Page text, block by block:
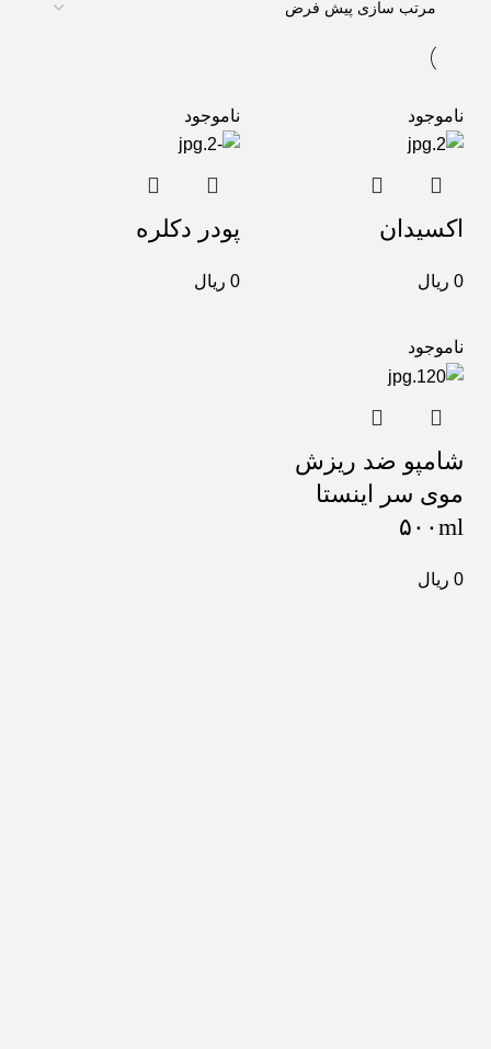
ناموجود
اکسیدان
0 ریال
ناموجود
پودر دکلره
0 ریال
ناموجود
شامپو ضد ریزش
موی سر اینستا
۵۰۰ml
0 ریال